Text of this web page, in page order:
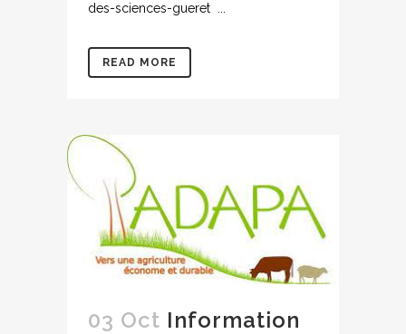
des-sciences-gueret ...
READ MORE
03 Oct Information